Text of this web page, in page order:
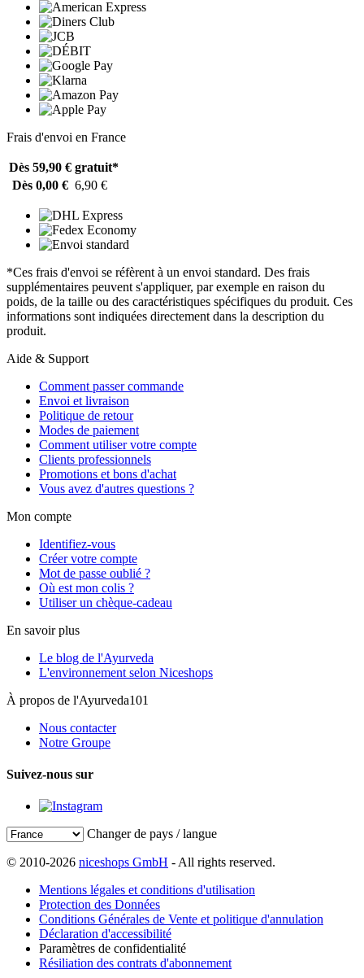
Frais d'envoi en France
Dès 59,90 € gratuit*
Dès 0,00 € 6,90 €
*Ces frais d'envoi se réfèrent à un envoi standard. Des frais
supplémentaires peuvent s'appliquer, par exemple en raison du
poids, de la taille ou des caractéristiques spécifiques du produit. Ces
informations sont indiquées directement dans la description du
produit.
Aide & Support
Comment passer commande
Envoi et livraison
Politique de retour
Modes de paiement
Comment utiliser votre compte
Clients professionnels
Promotions et bons d'achat
Vous avez d'autres questions ?
Mon compte
Identifiez-vous
Créer votre compte
Mot de passe oublié ?
Où est mon colis ?
Utiliser un chèque-cadeau
En savoir plus
Le blog de l'Ayurveda
L'environnement selon Niceshops
À propos de l'Ayurveda101
Nous contacter
Notre Groupe
Suivez-nous sur
Changer de pays / langue
© 2010-2026 niceshops GmbH - All rights reserved.
Mentions légales et conditions d'utilisation
Protection des Données
Conditions Générales de Vente et politique d'annulation
Déclaration d'accessibilité
Paramètres de confidentialité
Résiliation des contrats d'abonnement